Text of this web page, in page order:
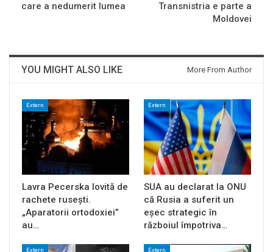
care a nedumerit lumea
Transnistria e parte a
Moldovei
YOU MIGHT ALSO LIKE More From Author
Extern
Lavra Pecerska lovită de
rachete rusești.
„Aparatorii ortodoxiei”
au…
Extern
SUA au declarat la ONU
că Rusia a suferit un
eșec strategic în
războiul împotriva…
Extern Extern